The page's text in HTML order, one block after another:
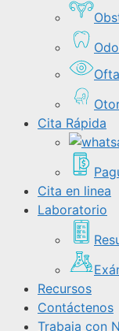
Cita Rápida
Cita en linea
Laboratorio
Recursos
Contáctenos
Trabaja con